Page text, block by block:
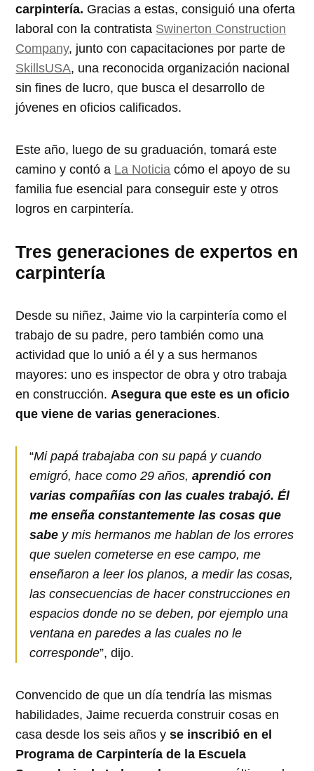
carpintería. Gracias a estas, consiguió una oferta
laboral con la contratista Swinerton Construction
Company, junto con capacitaciones por parte de
SkillsUSA, una reconocida organización nacional
sin fines de lucro, que busca el desarrollo de
jóvenes en oficios calificados.
Este año, luego de su graduación, tomará este
camino y contó a La Noticia cómo el apoyo de su
familia fue esencial para conseguir este y otros
logros en carpintería.
Tres generaciones de expertos en
carpintería
Desde su niñez, Jaime vio la carpintería como el
trabajo de su padre, pero también como una
actividad que lo unió a él y a sus hermanos
mayores: uno es inspector de obra y otro trabaja
en construcción.Asegura que este es un oficio
que viene de varias generaciones.
“Mi papá trabajaba con su papá y cuando
emigró, hace como 29 años,aprendió con
varias compañías con las cuales trabajó. Él
me enseña constantemente las cosas que
sabe y mis hermanos me hablan de los errores
que suelen cometerse en ese campo, me
enseñaron a leer los planos, a medir las cosas,
las consecuencias de hacer construcciones en
espacios donde no se deben, por ejemplo una
ventana en paredes a las cuales no le
corresponde”, dijo.
Convencido de que un día tendría las mismas
habilidades, Jaime recuerda construir cosas en
casa desde los seis años yse inscribió en el
Programa de Carpintería de la Escuela